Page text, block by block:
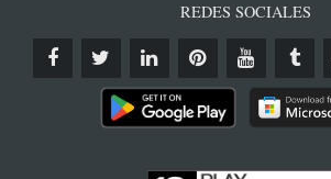
REDES SOCIALES